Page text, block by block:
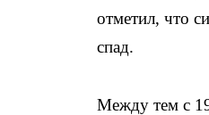
отметил, что
спад.
Между тем с